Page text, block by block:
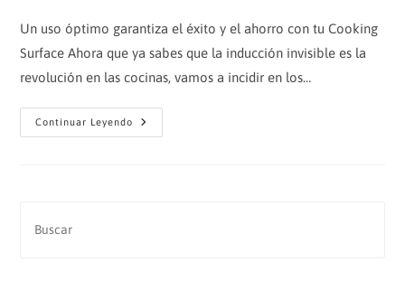
entrada:
Un uso óptimo garantiza el éxito y el ahorro con tu Cooking
Surface Ahora que ya sabes que la inducción invisible es la
revolución en las cocinas, vamos a incidir en los…
Continuar Leyendo
Uso
Óptimo